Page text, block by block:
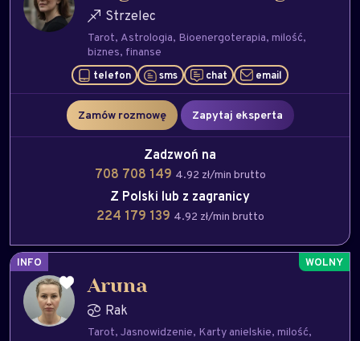
Strzelec
Tarot Astrologia Bioenergoterapia milość
biznes finanse
telefon sms chat email
Zamów rozmowę Zapytaj eksperta
Zadzwoń na
708 708 149 4.92 zł/min brutto
Z Polski lub z zagranicy
224 179 139 4.92 zł/min brutto
INFO
Aruna
Rak
Tarot Jasnowidzenie Karty anielskie milość